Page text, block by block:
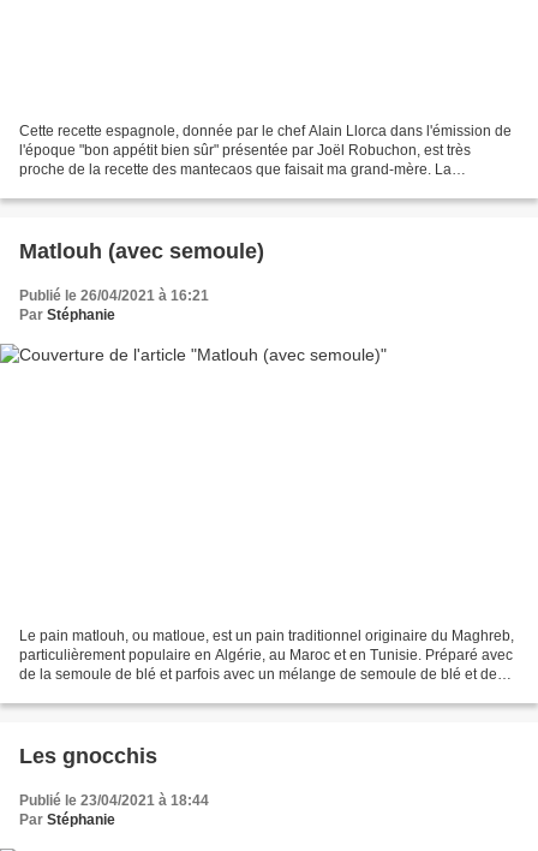
Cette recette espagnole, donnée par le chef Alain Llorca dans l'émission de
l'époque "bon appétit bien sûr" présentée par Joël Robuchon, est très
proche de la recette des mantecaos que faisait ma grand-mère. La
Matlouh (avec semoule)
Publié le 26/04/2021 à 16:21
Par Stéphanie
Le pain matlouh, ou matloue, est un pain traditionnel originaire du Maghreb,
particulièrement populaire en Algérie, au Maroc et en Tunisie. Préparé avec
de la semoule de blé et parfois avec un mélange de semoule de blé et de
Les gnocchis
Publié le 23/04/2021 à 18:44
Par Stéphanie